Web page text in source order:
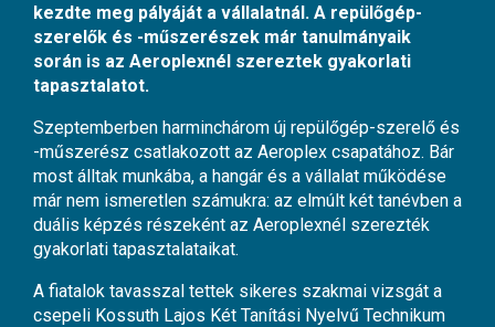
kezdte meg pályáját a vállalatnál. A repülőgép-
szerelők és -műszerészek már tanulmányaik
során is az Aeroplexnél szereztek gyakorlati
tapasztalatot.
Szeptemberben harminchárom új repülőgép-szerelő és
-műszerész csatlakozott az Aeroplex csapatához. Bár
most álltak munkába, a hangár és a vállalat működése
már nem ismeretlen számukra: az elmúlt két tanévben a
duális képzés részeként az Aeroplexnél szerezték
gyakorlati tapasztalataikat.
A fiatalok tavasszal tettek sikeres szakmai vizsgát a
csepeli Kossuth Lajos Két Tanítási Nyelvű Technikum